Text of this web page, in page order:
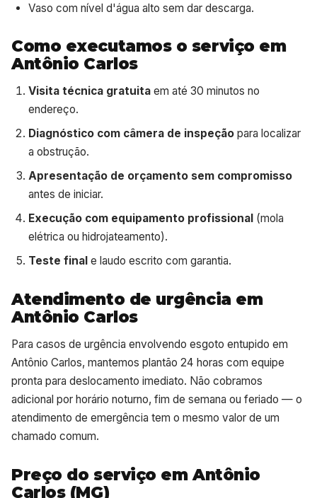
Vaso com nível d'água alto sem dar descarga.
Como executamos o serviço em
Antônio Carlos
Visita técnica gratuita em até 30 minutos no
endereço.
Diagnóstico com câmera de inspeção para localizar
a obstrução.
Apresentação de orçamento sem compromisso
antes de iniciar.
Execução com equipamento profissional (mola
elétrica ou hidrojateamento).
Teste final e laudo escrito com garantia.
Atendimento de urgência em
Antônio Carlos
Para casos de urgência envolvendo esgoto entupido em
Antônio Carlos, mantemos plantão 24 horas com equipe
pronta para deslocamento imediato. Não cobramos
adicional por horário noturno, fim de semana ou feriado — o
atendimento de emergência tem o mesmo valor de um
chamado comum.
Preço do serviço em Antônio
Carlos (MG)